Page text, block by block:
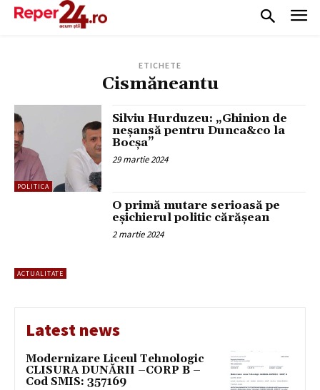
ETICHETE
Cismăneantu
POLITICA
Silviu Hurduzeu: „Ghinion de
neşansă pentru Dunca&co la
Bocşa”
29 martie 2024
ACTUALITATE
O primă mutare serioasă pe
eșichierul politic cărășean
2 martie 2024
Latest news
Modernizare Liceul Tehnologic
CLISURA DUNĂRII –CORP B –
Cod SMIS: 357169